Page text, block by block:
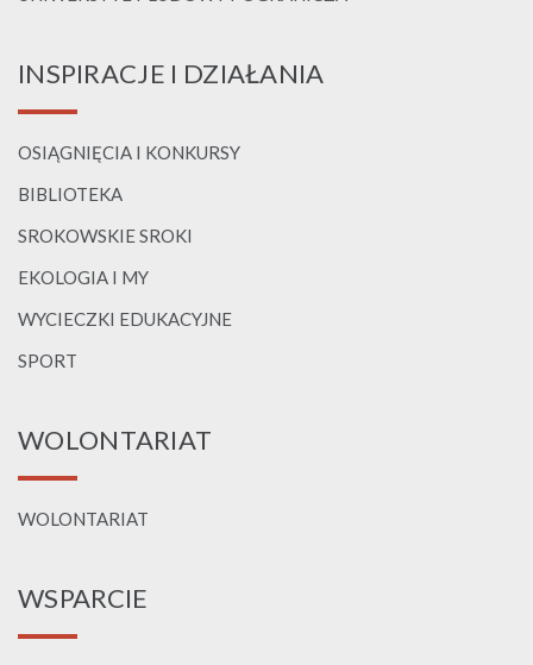
INSPIRACJE I DZIAŁANIA
OSIĄGNIĘCIA I KONKURSY
BIBLIOTEKA
SROKOWSKIE SROKI
EKOLOGIA I MY
WYCIECZKI EDUKACYJNE
SPORT
WOLONTARIAT
WOLONTARIAT
WSPARCIE